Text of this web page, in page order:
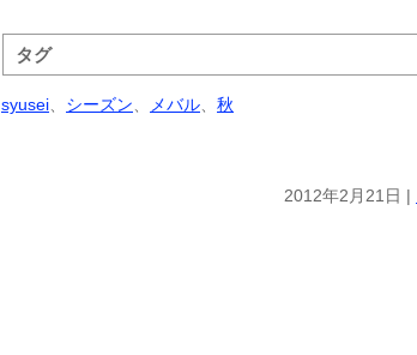
タグ
syusei シーズン メバル 秋
2012年2月21日 |